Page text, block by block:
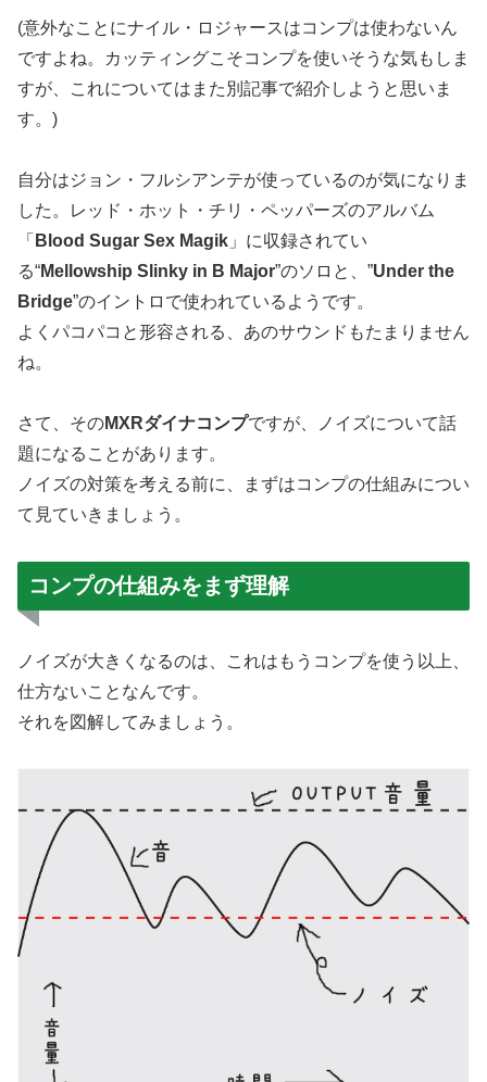
(意外なことにナイル・ロジャースはコンプは使わないん
ですよね。カッティングこそコンプを使いそうな気もしま
すが、これについてはまた別記事で紹介しようと思いま
す。)
自分はジョン・フルシアンテが使っているのが気になりま
した。レッド・ホット・チリ・ペッパーズのアルバム
「 Blood Sugar Sex Magik 」に収録されてい
る“Mellowship Slinky in B Major”のソロと、”Under the
Bridge”のイントロで使われているようです。
よくパコパコと形容される、あのサウンドもたまりません
ね。
さて、そのMXRダイナコンプですが、ノイズについて話
題になることがあります。
ノイズの対策を考える前に、まずはコンプの仕組みについ
て見ていきましょう。
コンプの仕組みをまず理解
ノイズが大きくなるのは、これはもうコンプを使う以上、
仕方ないことなんです。
それを図解してみましょう。